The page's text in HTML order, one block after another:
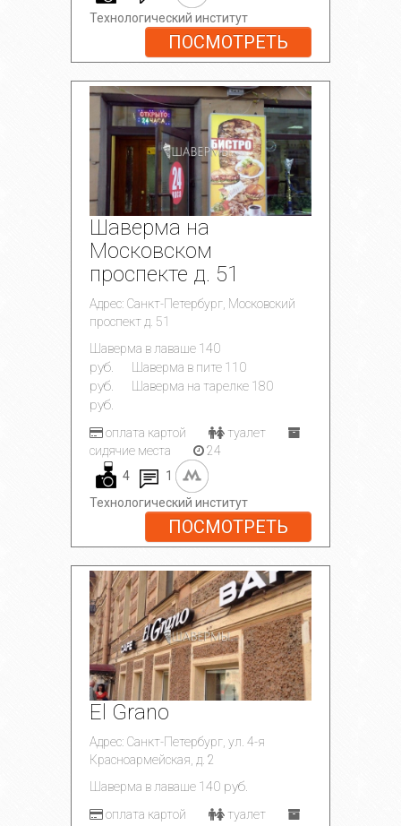
Технологический институт
ПОСМОТРЕТЬ
Шаверма на
Московском
проспекте д. 51
Адрес: Санкт-Петербург, Московский
проспект д. 51
Шаверма в лаваше 140
руб.
Шаверма в пите 110
руб.
Шаверма на тарелке 180
руб.
оплата картой
туалет
сидячие места
24
4
1
Технологический институт
ПОСМОТРЕТЬ
El Grano
Адрес: Санкт-Петербург, ул. 4-я
Красноармейская, д. 2
Шаверма в лаваше 140 руб.
оплата картой
туалет